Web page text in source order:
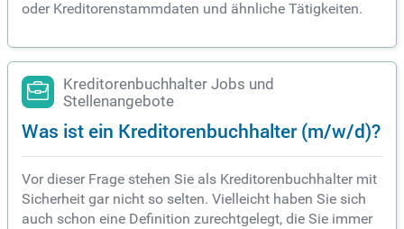
oder Kreditorenstammdaten und ähnliche Tätigkeiten.
Kreditorenbuchhalter Jobs und
Stellenangebote
Was ist ein Kreditorenbuchhalter (m/w/d)?
Vor dieser Frage stehen Sie als Kreditorenbuchhalter mit
Sicherheit gar nicht so selten. Vielleicht haben Sie sich
auch schon eine Definition zurechtgelegt, die Sie immer